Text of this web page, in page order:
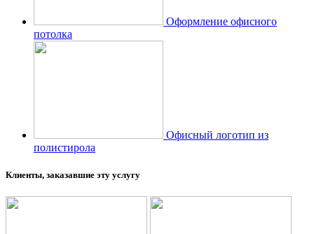
Оформление офисного
потолка
Офисный логотип из
полистирола
Клиенты, заказавшие эту услугу